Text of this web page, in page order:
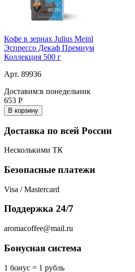
Кофе в зернах Julius Meinl
Эспрессо Декаф Премиум
Коллекция 500 г
Арт. 89936
Доставим:в понедельник
653 Р
В корзину
Доставка по всей России
Несколькими ТК
Безопасные платежи
Visa / Mastercard
Поддержка 24/7
aromacoffee@mail.ru
Бонусная система
1 бонус = 1 рубль